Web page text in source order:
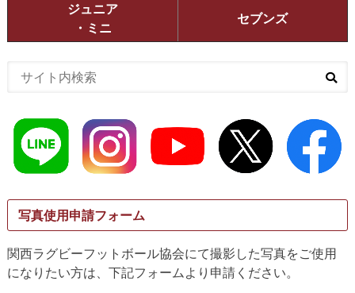
ジュニア
・ミニ
セブンズ
写真使用申請フォーム
関西ラグビーフットボール協会にて撮影した写真をご使用
になりたい方は、下記フォームより申請ください。